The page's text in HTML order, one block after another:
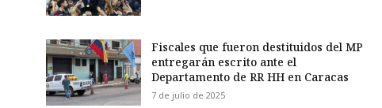
Fiscales que fueron destituidos del MP
entregarán escrito ante el
Departamento de RR HH en Caracas
7 de julio de 2025